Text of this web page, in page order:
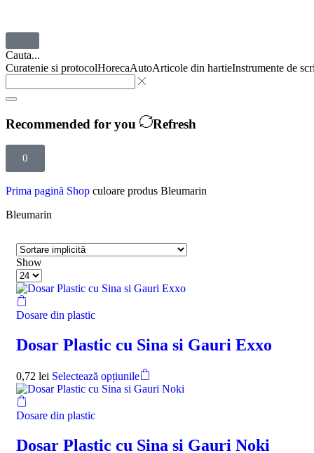
Cauta...
Curatenie si protocolHorecaAutoArticole din hartieInstrumente de
Recommended for you Refresh
0
Prima pagină Shop culoare produs Bleumarin
Bleumarin
Show
Dosare din plastic
Dosar Plastic cu Sina si Gauri Exxo
0,72 lei Selectează opțiunile
Dosare din plastic
Dosar Plastic cu Sina si Gauri Noki